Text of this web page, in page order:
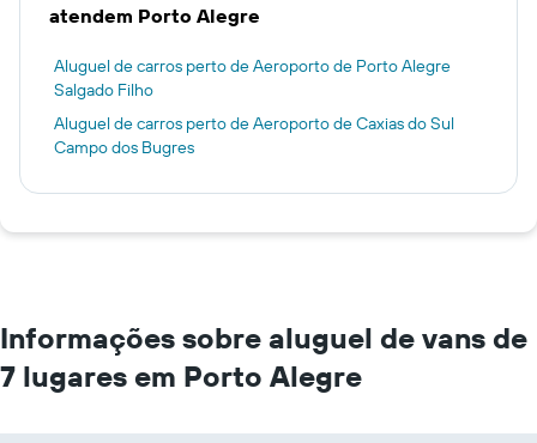
atendem Porto Alegre
Aluguel de carros perto de Aeroporto de Porto Alegre
Salgado Filho
Aluguel de carros perto de Aeroporto de Caxias do Sul
Campo dos Bugres
Informações sobre aluguel de vans de
7 lugares em Porto Alegre